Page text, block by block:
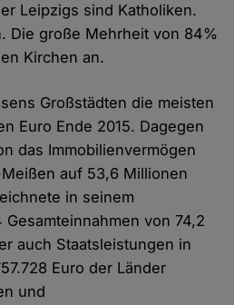
Leipzigs sind Katholiken.
Die große Mehrheit von 84%
Kirchen an.
Großstädten die meisten
Euro Ende 2015. Dagegen
das Immobilienvermögen
auf 53,6 Millionen
in seinem
von 74,2
auch Staatsleistungen in
Euro der Länder
und